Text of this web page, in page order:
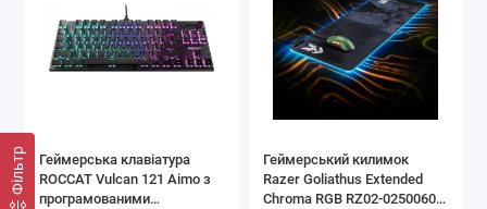
Фільтр
Геймерська клавіатура
ROCCAT Vulcan 121 Aimo з
програмованими
Геймерський килимок
Razer Goliathus Extended
Chroma RGB RZ02-02500600-